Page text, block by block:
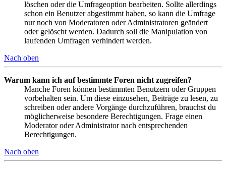
löschen oder die Umfrageoption bearbeiten. Sollte allerdings
schon ein Benutzer abgestimmt haben, so kann die Umfrage
nur noch von Moderatoren oder Administratoren geändert
oder gelöscht werden. Dadurch soll die Manipulation von
laufenden Umfragen verhindert werden.
Nach oben
Warum kann ich auf bestimmte Foren nicht zugreifen?
Manche Foren können bestimmten Benutzern oder Gruppen
vorbehalten sein. Um diese einzusehen, Beiträge zu lesen, zu
schreiben oder andere Vorgänge durchzuführen, brauchst du
möglicherweise besondere Berechtigungen. Frage einen
Moderator oder Administrator nach entsprechenden
Berechtigungen.
Nach oben